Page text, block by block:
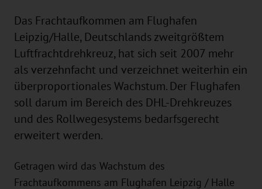
Das Frachtaufkommen am Flughafen
Leipzig/Halle, Deutschlands zweitgrößtem
Luftfrachtdrehkreuz, hat sich seit 2007 mehr
als verzehnfacht und verzeichnet weiterhin ein
überproportionales Wachstum. Der Flughafen
soll darum im Bereich des DHL-Drehkreuzes
und des Rollwegesystems bedarfsgerecht
erweitert werden.
Getragen wird das Wachstum des
Frachtaufkommens am Flughafen Leipzig / Halle